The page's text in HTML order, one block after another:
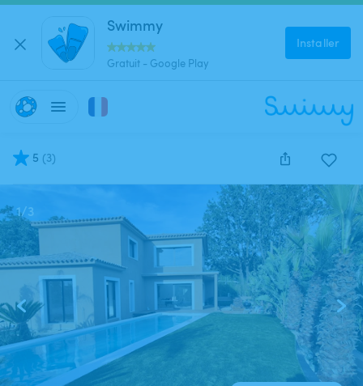
Swimmy
Gratuit - Google Play
Installer
5 (3)
1/3